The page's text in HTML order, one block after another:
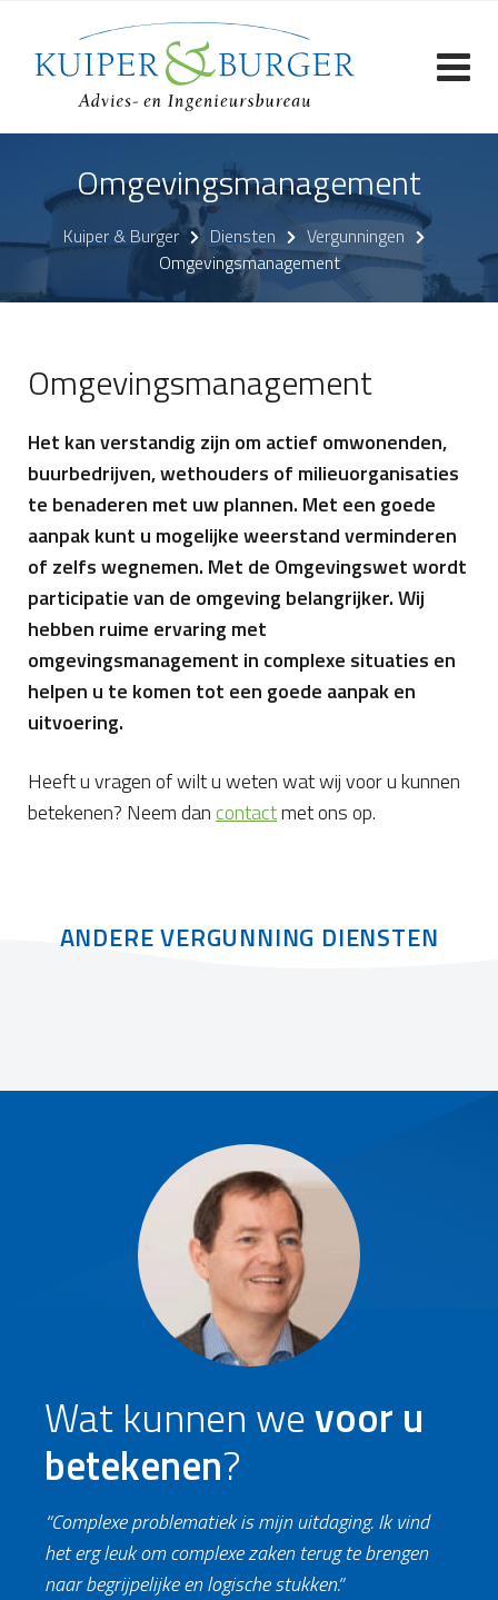
content
Omgevingsmanagement
Kuiper & Burger Diensten
Vergunningen
Omgevingsmanagement
Omgevingsmanagement
Het kan verstandig zijn om actief omwonenden,
buurbedrijven, wethouders of milieuorganisaties
te benaderen met uw plannen. Met een goede
aanpak kunt u mogelijke weerstand verminderen
of zelfs wegnemen. Met de Omgevingswet wordt
participatie van de omgeving belangrijker. Wij
hebben ruime ervaring met
omgevingsmanagement in complexe situaties en
helpen u te komen tot een goede aanpak en
uitvoering.
Heeft u vragen of wilt u weten wat wij voor u kunnen
betekenen? Neem dancontactmet ons op.
ANDERE VERGUNNING DIENSTEN
Wat kunnen wevoor u
betekenen?
“Complexe problematiek is mijn uitdaging. Ik vind
het erg leuk om complexe zaken terug te brengen
naar begrijpelijke en logische stukken.”